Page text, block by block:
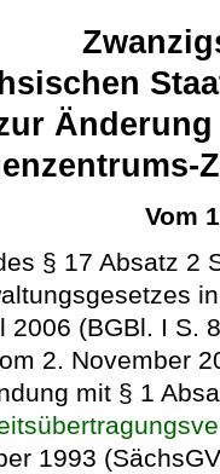
Vom
§ 17 Absatz 2
2006 (BGBl. I S.
2. November
mit § 1
1993